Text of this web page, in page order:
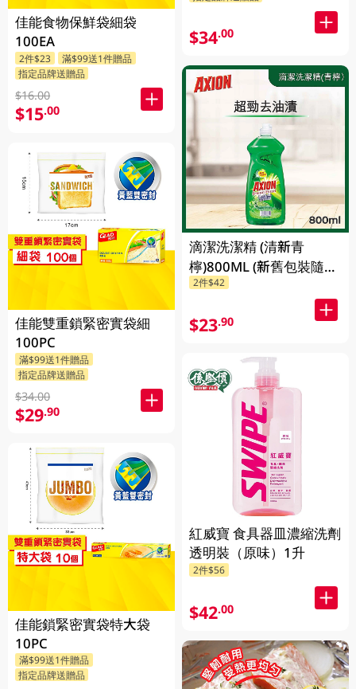
佳能食物保鮮袋細袋
100EA
2件$23
滿$99送1件贈品
指定品牌送贈品
$16.00
$15.00
佳能雙重鎖緊密實袋細
100PC
滿$99送1件贈品
指定品牌送贈品
$34.00
$29.90
佳能鎖緊密實袋特大袋
10PC
滿$99送1件贈品
指定品牌送贈品
$34.00
滴潔洗潔精 (清新青
檸)800ML (新舊包裝隨機
發貨)
2件$42
$23.90
紅威寶 食具器皿濃縮洗劑
透明裝（原味）1升
2件$56
$42.00